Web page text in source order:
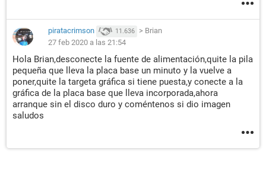
piratacrimson 11.636 > Brian
27 feb 2020 a las 21:54
Hola Brian,desconecte la fuente de alimentación,quite la pila
pequeña que lleva la placa base un minuto y la vuelve a
poner,quite la targeta gráfica si tiene puesta,y conecte a la
gráfica de la placa base que lleva incorporada,ahora
arranque sin el disco duro y coméntenos si dio imagen
saludos